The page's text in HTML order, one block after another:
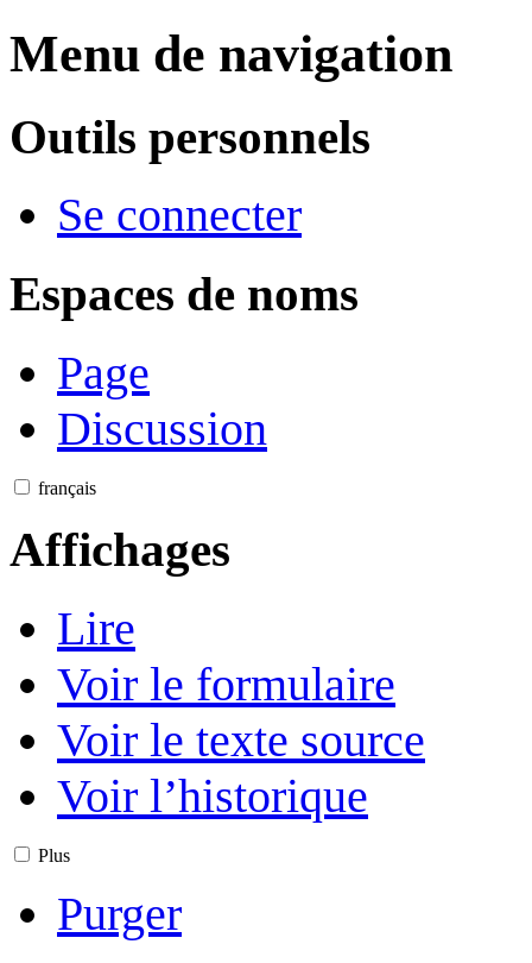
Menu de navigation
Outils personnels
Se connecter
Espaces de noms
Page
Discussion
français
Affichages
Lire
Voir le formulaire
Voir le texte source
Voir l’historique
Plus
Purger